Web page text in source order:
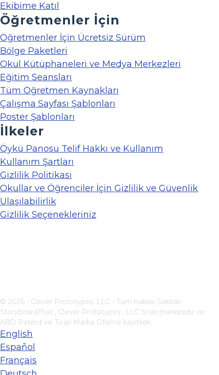
Ekibime Katıl
Öğretmenler İçin
Öğretmenler İçin Ücretsiz Sürüm
Bölge Paketleri
Okul Kütüphaneleri ve Medya Merkezleri
Eğitim Seansları
Tüm Öğretmen Kaynakları
Çalışma Sayfası Şablonları
Poster Şablonları
İlkeler
Öykü Panosu Telif Hakkı ve Kullanım
Kullanım Şartları
Gizlilik Politikası
Okullar ve Öğrenciler İçin Gizlilik ve Güvenlik
Ulaşılabilirlik
Gizlilik Seçenekleriniz
© 2026 - Clever Prototypes, LLC - Tüm hakları Saklıdır.
StoryboardThat , Clever Prototypes , LLC ticari markasıdır ve
ABD Patent ve Ticari Marka Ofisi'ne kayıtlıdır.
English
Español
Français